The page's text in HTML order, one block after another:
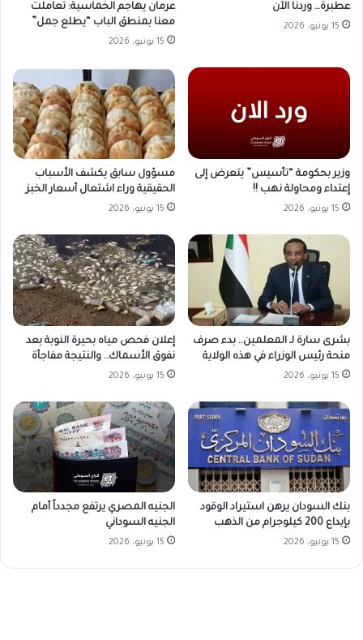
عطبرة… وردنا الآن
15 يونيو، 2026
عرمان يهاجم الخماسية: تعاملت
معنا بمنطق الباب “يطلع جمل”
15 يونيو، 2026
وزير بحكومة “تأسيس” يتعرض إلى
إعتداء ومحاولة نهب !!
15 يونيو، 2026
مسؤول سابق يكشف الأسباب
الحقيقية وراء اشتعال أسعار الخبز
15 يونيو، 2026
بشرى سارة لـ المعلمين.. بدء صرف
منحة رئيس الوزراء في هذه الولاية
15 يونيو، 2026
إعلان فحص مياه بحيرة النوبة بعد
نفوق الأسماك.. والنتيجة مفاجأة
15 يونيو، 2026
بنك السودان يرهن استيراد الوقود
بإيداع 200 كيلوجرام من الذهب
15 يونيو، 2026
الجنيه المصري يرتفع مجدداً أمام
الجنيه السوداني
15 يونيو، 2026